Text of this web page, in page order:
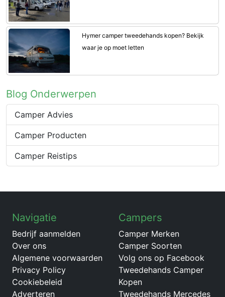
Hymer camper tweedehands kopen? Bekijk
waar je op moet letten
Blog Onderwerpen
Camper Advies
Camper Producten
Camper Reistips
Navigatie
Bedrijf aanmelden
Over ons
Algemene voorwaarden
Privacy Policy
Cookiebeleid
Adverteren
Campers
Camper Merken
Camper Soorten
Volg ons op Facebook
Tweedehands Camper
Kopen
Tweedehands Mercedes